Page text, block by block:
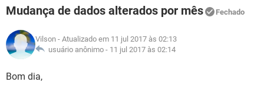
INSTAGRAM GMAIL
GUIA DE COMPRAS
INSTAGRAM GMAIL
GUIA DE COMPRAS
JOGOS WHATSAPP
CELULAR
OUTLOOK EXCEL
INSTAGRAM
JOGOS WHATSAPP
CELULAR
OUTLOOK
GLOSSÁRIO
JOGOS
Mudança de dados alterados por mês Fechado
Vilson - Atualizado em 11 jul 2017 às 02:13
usuário anônimo - 11 jul 2017 às 02:14
Bom dia,